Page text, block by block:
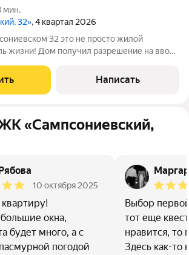
мин.
32», 4 квартал 2026
это не просто жилой
жизни! Дом получил разрешение на ввод
- 21,8 м Спальня - 12,65 м Раздельный
м2
Написать
«Сампсониевский,
10 октября 2025
окна,
будет много, а с
погодой
Выбор
тот еще
нравится, то
Здесь как-то